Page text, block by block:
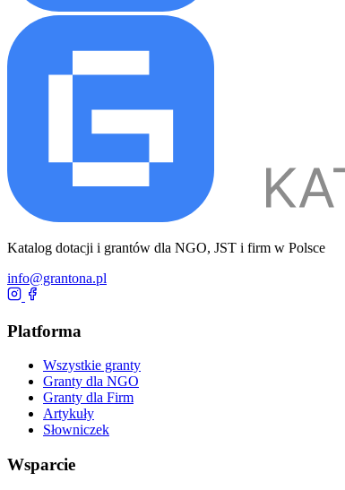
Katalog dotacji i grantów dla NGO, JST i firm w Polsce
info@grantona.pl
Platforma
Wszystkie granty
Granty dla NGO
Granty dla Firm
Artykuły
Słowniczek
Wsparcie